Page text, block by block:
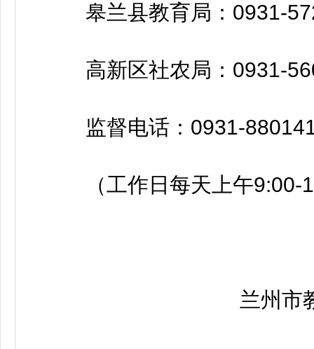
皋兰县教育局：0931-
高新区社农局：0931-
监督电话：0931-
（工作日每天上午9:00-
兰州市教